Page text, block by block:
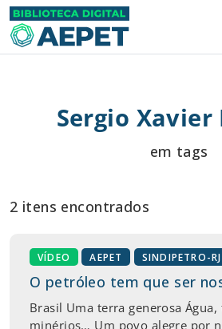
Sergio Xavier
em tags
2 itens encontrados
VÍDEO AEPET SINDIPETRO-RJ
O petróleo tem que ser
Brasil Uma terra generosa Água,
minérios… Um povo alegre por